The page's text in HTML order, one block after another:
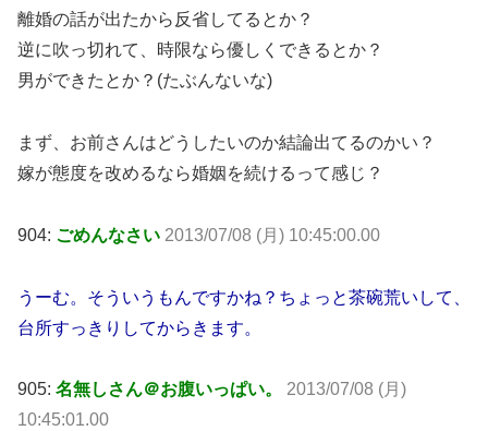
離婚の話が出たから反省してるとか？
逆に吹っ切れて、時限なら優しくできるとか？
男ができたとか？(たぶんないな)
まず、お前さんはどうしたいのか結論出てるのかい？
嫁が態度を改めるなら婚姻を続けるって感じ？
904: ごめんなさい 2013/07/08 (月) 10:45:00.00
うーむ。そういうもんですかね？ちょっと茶碗荒いして、
台所すっきりしてからきます。
905: 名無しさん＠お腹いっぱい。 2013/07/08 (月)
10:45:01.00